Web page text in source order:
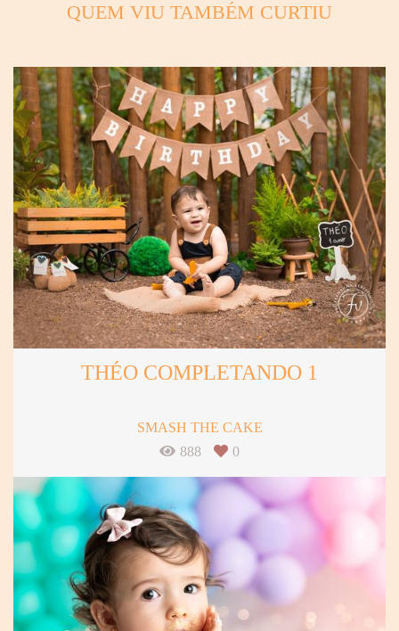
QUEM VIU TAMBÉM CURTIU
THÉO COMPLETANDO 1
SMASH THE CAKE
888
0